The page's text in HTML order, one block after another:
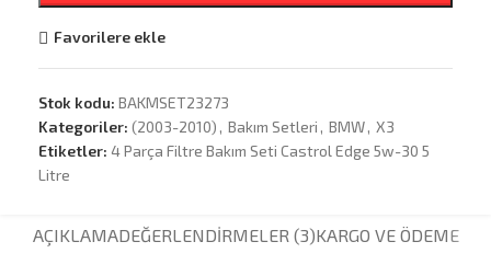
Favorilere ekle
Stok kodu: BAKMSET23273
Kategoriler: (2003-2010) , Bakım Setleri , BMW, X3
Etiketler: 4 Parça Filtre Bakım Seti Castrol Edge 5w-30 5
Litre
AÇIKLAMADEĞERLENDIRMELER (3)KARGO VE ÖDEME